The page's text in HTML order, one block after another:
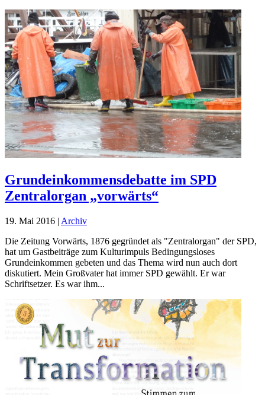
Grundeinkommensdebatte im SPD
Zentralorgan „vorwärts“
19. Mai 2016 | Archiv
Die Zeitung Vorwärts, 1876 gegründet als "Zentralorgan" der SPD,
hat um Gastbeiträge zum Kulturimpuls Bedingungsloses
Grundeinkommen gebeten und das Thema wird nun auch dort
diskutiert. Mein Großvater hat immer SPD gewählt. Er war
Schriftsetzer. Es war ihm...